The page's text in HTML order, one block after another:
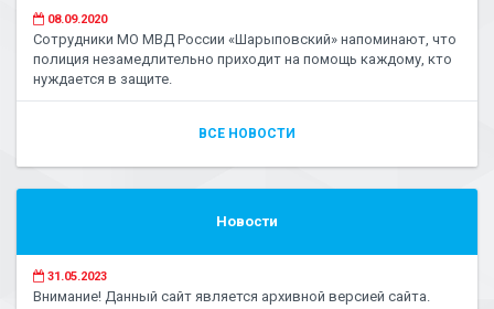
08.09.2020
Сотрудники МО МВД России «Шарыповский» напоминают, что
полиция незамедлительно приходит на помощь каждому, кто
нуждается в защите.
ВСЕ НОВОСТИ
Новости
31.05.2023
Внимание! Данный сайт является архивной версией сайта.